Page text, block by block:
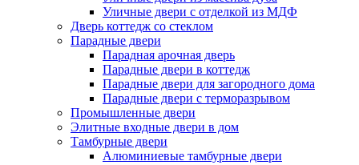
Уличные двери с отделкой из МДФ
Дверь коттедж со стеклом
Парадные двери
Парадная арочная дверь
Парадные двери в коттедж
Парадные двери для загородного дома
Парадные двери с терморазрывом
Промышленные двери
Элитные входные двери в дом
Тамбурные двери
Алюминиевые тамбурные двери